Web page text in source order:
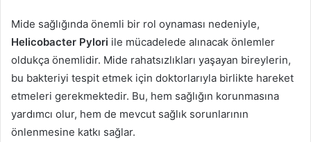
Mide sağlığında önemli bir rol oynaması nedeniyle,
Helicobacter Pylori ile mücadelede alınacak önlemler
oldukça önemlidir. Mide rahatsızlıkları yaşayan bireylerin,
bu bakteriyi tespit etmek için doktorlarıyla birlikte hareket
etmeleri gerekmektedir. Bu, hem sağlığın korunmasına
yardımcı olur, hem de mevcut sağlık sorunlarının
önlenmesine katkı sağlar.